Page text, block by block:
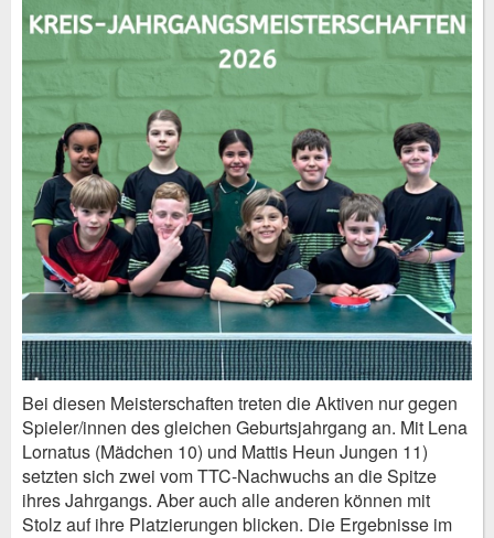
Bei diesen Meisterschaften treten die Aktiven nur gegen
Spieler/innen des gleichen Geburtsjahrgang an. Mit Lena
Lornatus (Mädchen 10) und Mattis Heun Jungen 11)
setzten sich zwei vom TTC-Nachwuchs an die Spitze
ihres Jahrgangs. Aber auch alle anderen können mit
Stolz auf ihre Platzierungen blicken. Die Ergebnisse im